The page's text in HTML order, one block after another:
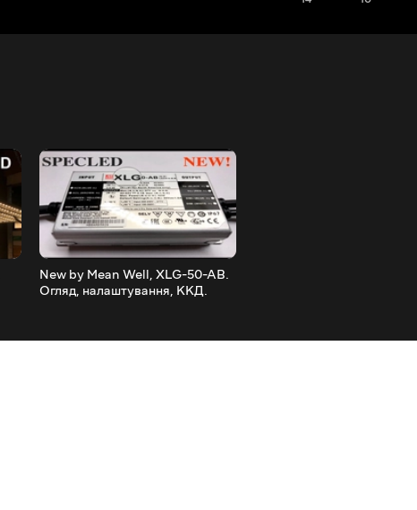
New by Mean Well, XLG-50-AB.
Огляд, налаштування, ККД.